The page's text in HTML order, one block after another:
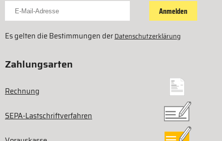
Für Newsletter anmelden
Anmelden
Es gelten die Bestimmungen derDatenschutzerklärung
Zahlungsarten
Rechnung
SEPA-Lastschriftverfahren